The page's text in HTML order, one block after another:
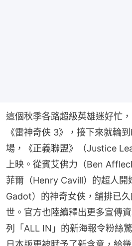
這個秋季各路超級英雄迷好忙
《雷神奇俠 3》，接下來就輪
場，《正義聯盟》（Justice
上映。從賓艾佛力（Ben
菲爾（Henry Cavill）的超人開
Gadot）的神奇女俠，舖排已
世。官方也陸續釋出更多宣傳
列「ALL IN」的新海報令粉絲